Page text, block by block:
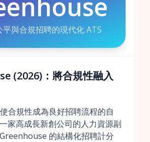
平與合規招聘的現代化 ATS
(2026)：將合規性融入
合規性成為良好招聘流程的自
家高成長新創公司的人力資源副
的結構化招聘計分